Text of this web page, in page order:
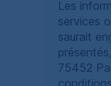
Les
services
saurait
75452